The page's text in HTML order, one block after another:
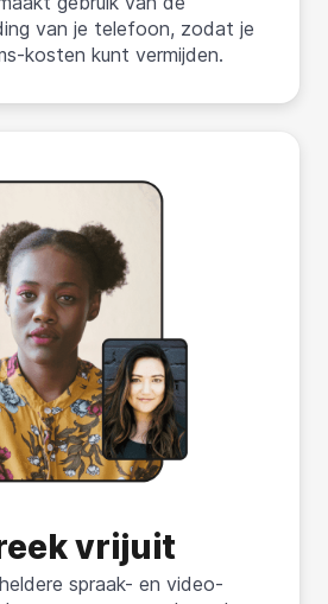
van je telefoon, zodat je
kosten kunt vermijden.
vrijuit
spraak- en video-